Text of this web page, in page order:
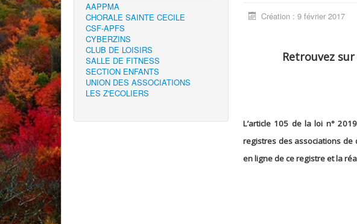
AAPPMA
CHORALE SAINTE CECILE
CSF-APFS
CYBERZINS
CLUB DE LOISIRS
SALLE DE FITNESS
SECTION ENFANTS
UNION DES ASSOCIATIONS
LES Z'ECOLIERS
Création : 9 février 2017
Retrouvez
L’article 105 de la loi n°
registres des associations de
en ligne de ce registre et la